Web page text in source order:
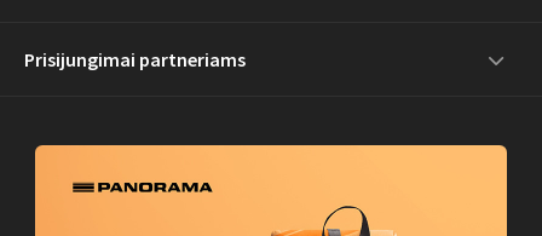
Prisijungimai partneriams